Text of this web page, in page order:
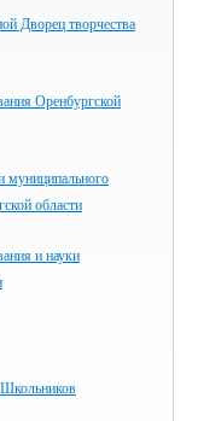
Дворец творчества
Оренбургской
муниципального
области
и науки